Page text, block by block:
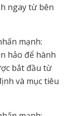
ngay từ bên
mạnh:
hảo để hành
bắt đầu từ
và mục tiêu